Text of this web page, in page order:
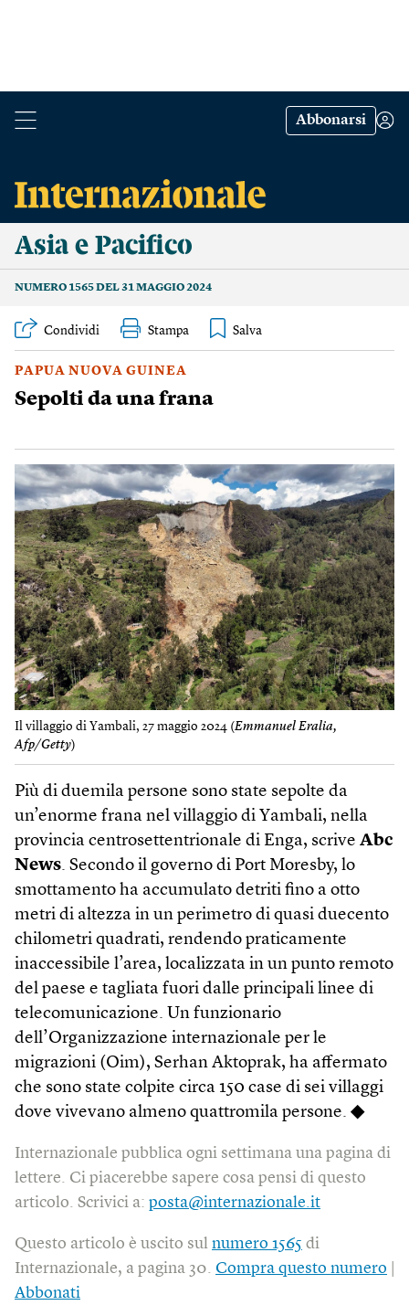
Abbonarsi
Asia e Pacifico
NUMERO 1565 DEL 31 MAGGIO 2024
Condividi Stampa
PAPUA NUOVA GUINEA
Sepolti da una frana
Il villaggio di Yambali, 27 maggio 2024 (Emmanuel Eralia,
Afp/Getty)
Più di duemila persone sono state sepolte da
un’enorme frana nel villaggio di Yambali, nella
provincia centrosettentrionale di Enga, scrive Abc
News. Secondo il governo di Port Moresby, lo
smottamento ha accumulato detriti fino a otto
metri di altezza in un perimetro di quasi duecento
chilometri quadrati, rendendo praticamente
inaccessibile l’area, localizzata in un punto remoto
del paese e tagliata fuori dalle principali linee di
telecomunicazione. Un funzionario
dell’Organizzazione internazionale per le
migrazioni (Oim), Serhan Aktoprak, ha affermato
che sono state colpite circa 150 case di sei villaggi
dove vivevano almeno quattromila persone. ◆
Internazionale pubblica ogni settimana una pagina di
lettere. Ci piacerebbe sapere cosa pensi di questo
articolo. Scrivici a: posta@internazionale.it
Questo articolo è uscito sul numero 1565 di
Internazionale, a pagina 30. Compra questo numero
Abbonati